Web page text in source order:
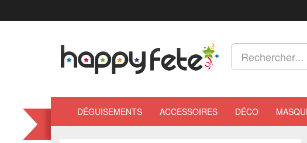
DÉGUISEMENTS ACCESSOIRES DÉCO